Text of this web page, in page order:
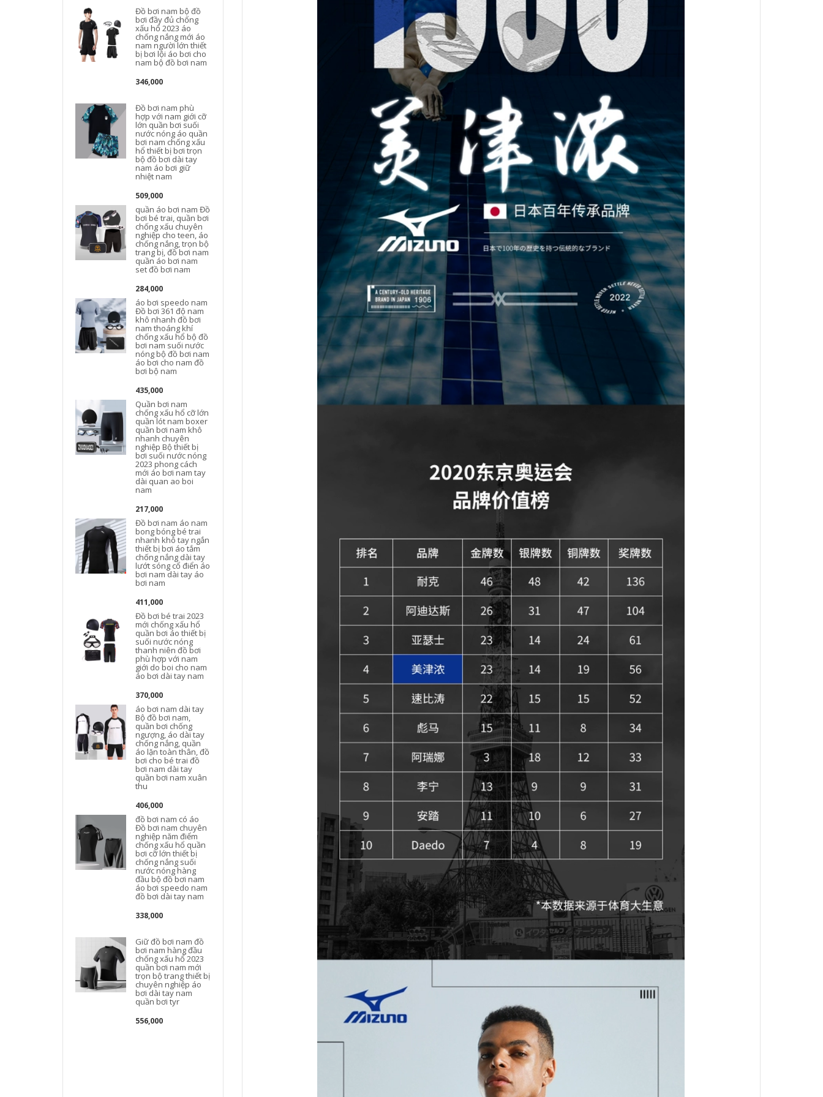
Đồ bơi nam bộ đồ
bơi đầy đủ chống
xấu hổ 2023 áo
chống nắng mới áo
nam người lớn thiết
bị bơi lội áo bơi cho
nam bộ đồ bơi nam
346,000
Đồ bơi nam phù
hợp với nam giới cỡ
lớn quần bơi suối
nước nóng áo quần
bơi nam chống xấu
hổ thiết bị bơi trọn
bộ đồ bơi dài tay
nam áo bơi giữ
nhiệt nam
509,000
quần áo bơi nam Đồ
bơi bé trai, quần bơi
chống xấu chuyên
nghiệp cho teen, áo
chống nắng, trọn bộ
trang bị, đồ bơi nam
quần áo bơi nam
set đồ bơi nam
284,000
áo bơi speedo nam
Đồ bơi 361 độ nam
khô nhanh đồ bơi
nam thoáng khí
chống xấu hổ bộ đồ
bơi nam suối nước
nóng bộ đồ bơi nam
áo bơi cho nam đồ
bơi bộ nam
435,000
Quần bơi nam
chống xấu hổ cỡ lớn
quần lót nam boxer
quần bơi nam khô
nhanh chuyên
nghiệp Bộ thiết bị
bơi suối nước nóng
2023 phong cách
mới áo bơi nam tay
dài quan ao boi
nam
217,000
Đồ bơi nam áo nam
bong bóng bé trai
nhanh khô tay ngắn
thiết bị bơi áo tắm
chống nắng dài tay
lướt sóng cổ điển áo
bơi nam dài tay áo
bơi nam
411,000
Đồ bơi bé trai 2023
mới chống xấu hổ
quần bơi áo thiết bị
suối nước nóng
thanh niên đồ bơi
phù hợp với nam
giới do boi cho nam
áo bơi dài tay nam
370,000
áo bơi nam dài tay
Bộ đồ bơi nam,
quần bơi chống
ngượng, áo dài tay
chống nắng, quần
áo lặn toàn thân, đồ
bơi cho bé trai đồ
bơi nam dài tay
quần bơi nam xuân
thu
406,000
đồ bơi nam có áo
Đồ bơi nam chuyên
nghiệp năm điểm
chống xấu hổ quần
bơi cỡ lớn thiết bị
chống nắng suối
nước nóng hàng
đầu bộ đồ bơi nam
áo bơi speedo nam
đồ bơi dài tay nam
338,000
Giữ đồ bơi nam đồ
bơi nam hàng đầu
chống xấu hổ 2023
quần bơi nam mới
trọn bộ trang thiết bị
chuyên nghiệp áo
bơi dài tay nam
quần bơi tyr
556,000
cỡ lớn đồ bơi nam
bơi hoàn chỉnh
dành cho nam áo
trẻ em do boi cho
đồ bơi nữ 1 mảnh
Đồ bơi cỡ mm béo
dành cho nữ kiểu
váy che bụng rộng
rãi và bảo thủ cộng
với tăng mỡ suối
nước nóng giảm
thân đồ bơi cao cấp
mảnh thể thao bảo
Bơi Nữ 2023 Phong
Cách Mới Bảo Thủ
Hơi Béo Che Da Xẻ
Da Cao Cấp Gợi
Cảm Bể Bơi Suối
Nước Nóng Mặc Đặc
Biệt đồ bơi liền thân
nữ áo bơi nữ đẹp
suối nước nóng chia
đôi sinh viên bảo
thủ 2023 kiểu mới
áo tắm dài tay
chống nắng size lớn
bộ đồ bơi nữ dài tay
Bể Bơi Kích Thước
Đồ bơi nữ bảo thủ
áo tắm một mảnh
suối nước nóng
2023 mùa hè mới
chuyên nghiệp che
bụng giảm béo cỡ
lớn đồ bơi đồ bơi nữ
đẹp kín đáo đồ bơi
của nữ
553,000
Đồ Bơi Nữ 2023 Mới
Đồ Bơi Suối Nước
Nóng Siêu Gợi Cảm
Bảo Thủ Béo Bao
Da Thịt Đua Đồ Bơi
Một Mảnh đồ bơi nữ
đẹp kín đáo đồ bơi
học sinh nữ
515,000
Đồ bơi một mảnh
mùa hè 2023 kiểu
dáng mới hot váy
nữ kín đáo che da
thịt giúp bạn gái
thon gọn béo đi tắm
suối nước nóng ao
boi nu đồ bơi chống
nắng nữ
600,000
Đồ bơi kéo sau lưng
cho nữ 2023 mới
phong cách nóng
bỏng bảo thủ võ sĩ
quyền Anh một
mảnh bể bơi che
bơi suối nước nóng
do boi nu đồ tắm
biển nữ
gợi cảm Đồ bơi một
mảnh Đồ bơi một
mảnh dành cho
người lớn bộ đồ bơi
nữ liền thân đồ bơi
chống nắng cho nữ
áo tắm một mảnh
đẹp Đồ bơi Li Ning
nữ 2023 mới một
mảnh gợi cảm giảm
béo che bụng đồ
bơi huấn luyện
đấu áo tắm tam giác
đồ bơi nữ tre em áo
bơi nữ
613,000
đẹp Đồ bơi nữ 2023
mới một mảnh họa
tiết hoa cao cấp
siêu gợi cảm cô gái
mập hở lưng áo tắm
đi biển suối nước
nóng bộ đồ bơi nữ
dạng quần váy
604,000
đồ bơi kín cho nữ
Ưu đãi đặc biệt áo
Hàn Quốc bikini một
mảnh ngực lớn
phiên bản Hàn
Quốc nổi tiếng trên
Internet áo tắm mới
màu đen 1929 các
kiểu đồ bơi nữ kín
đáo áo tắm nữ
2023 Mới Đồ Bơi Nữ
1 Boxer-Góc Bảo
Thủ Thon Gọn Bụng
Che Bụng Hàn Quốc
Gợi Cảm Đẹp Lưng
Ins nước Nóng Đồ
Bơi đồ bơi cao cấp
nữ bộ đồ bơi nữ
207,000
Đồ bơi nữ mùa hè
cổ dây hở lưng che
mảnh giảm béo bảo
đồ đi bơi cho nữ các